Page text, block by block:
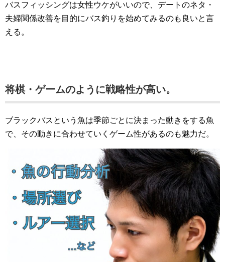
バスフィッシングは女性ウケがいいので、デートのネタ・
夫婦関係改善を目的にバス釣りを始めてみるのも良いと言
える。
将棋・ゲームのように戦略性が高い。
ブラックバスという魚は季節ごとに決まった動きをする魚
で、その動きに合わせていくゲーム性があるのも魅力だ。